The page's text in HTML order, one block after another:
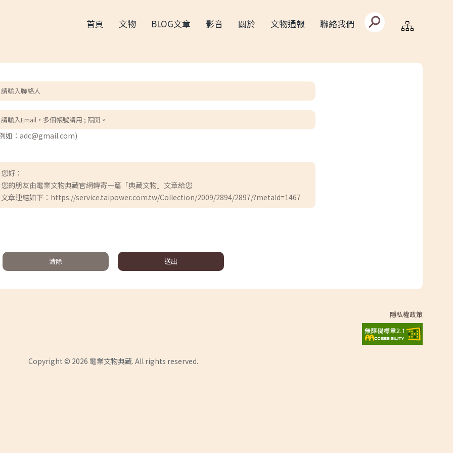
首頁 文物 BLOG文章 影音 關於 文物通報 聯絡我們
搜
尋
文
如：adc@gmail.com)
您好：
您的朋友由電業文物典藏官網轉寄一篇「典藏文物」文章給您
文章連結如下：https://service.taipower.com.tw/Collection/2009/2894/2897/?metaId=1467
清除 送出
隱私權政策
Copyright © 2026 電業文物典藏. All rights reserved.